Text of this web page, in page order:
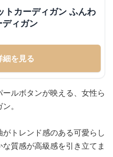
トカーディガン ふんわ
ディガン
細を見る
ルボタンが映える、女性ら
。
トレンド感のある可愛らし
質感が高級感を引き立てま